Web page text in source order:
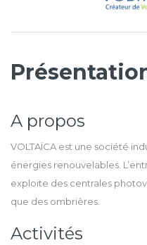
A propos
VOLTAÏCA est une société
énergies renouvelables.
exploite des centrales
que des ombrières.
Activités